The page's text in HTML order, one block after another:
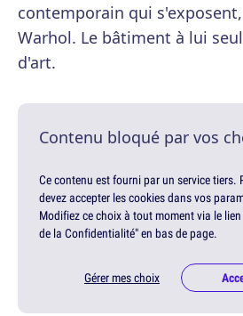
contemporain qui
Warhol. Le bâtiment à lui
d'art.
Contenu bloqué par vos
Ce contenu est fourni par un service tiers.
devez accepter les cookies dans vos
Modifiez ce choix à tout moment via le
de la Confidentialité" en bas de page.
Gérer mes choix